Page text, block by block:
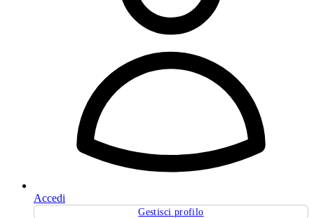
Accedi
Gestisci profilo